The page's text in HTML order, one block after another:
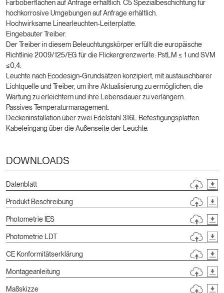
Farboberflächen auf Anfrage erhältlich. C5 Spezialbeschichtung für
hochkorrosive Umgebungen auf Anfrage erhältlich.
Hochwirksame Linearleuchten-Leiterplatte.
Eingebauter Treiber.
Der Treiber in diesem Beleuchtungskörper erfüllt die europäische
Richtlinie 2009/125/EG für die Flickergrenzwerte: PstLM ≤ 1 und SVM
≤0,4.
Leuchte nach Ecodesign-Grundsätzen konzipiert, mit austauschbarer
Lichtquelle und Treiber, um ihre Aktualisierung zu ermöglichen, die
Wartung zu erleichtern und ihre Lebensdauer zu verlängern.
Passives Temperaturmanagement.
Deckeninstallation über zwei Edelstahl 316L Befestigungsplatten.
Kabeleingang über die Außenseite der Leuchte.
DOWNLOADS
Datenblatt
Produkt Beschreibung
Photometrie IES
Photometrie LDT
CE Konformitätserklärung
Montageanleitung
Maßskizze